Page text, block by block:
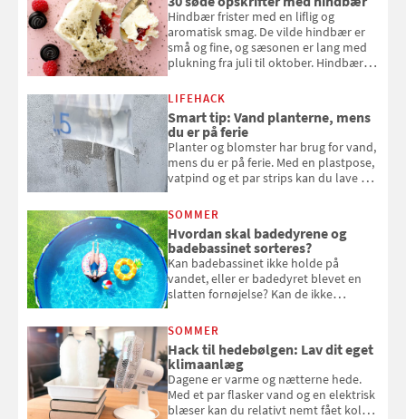
Hindbær frister med en liflig og
aromatisk smag. De vilde hindbær er
små og fine, og sæsonen er lang med
plukning fra juli til oktober. Hindbær
kan bruge dine hindbær i alt fra
bagværk og salater til is og syltning.
LIFEHACK
Smart tip: Vand planterne, mens
du er på ferie
Planter og blomster har brug for vand,
mens du er på ferie. Med en plastpose,
vatpind og et par strips kan du lave dit
at bede naboen om at vande eller
komme hjem til døde planter
SOMMER
Hvordan skal badedyrene og
badebassinet sorteres?
Kan badebassinet ikke holde på
vandet, eller er badedyret blevet en
slatten fornøjelse? Kan de ikke
opmærksom, når du smider
badebassinet eller et badedyr ud
SOMMER
Hack til hedebølgen: Lav dit eget
klimaanlæg
Dagene er varme og nætterne hede.
Med et par flasker vand og en elektrisk
blæser kan du relativt nemt fået koldt